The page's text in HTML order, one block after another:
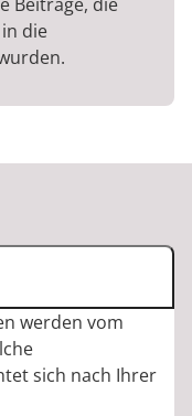
die
werden vom
sich nach Ihrer